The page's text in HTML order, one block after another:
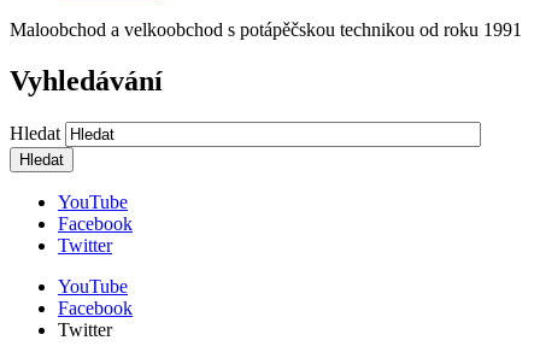
Maloobchod a velkoobchod s potápěčskou technikou od roku 1991
Vyhledávání
Hledat
YouTube
Facebook
Twitter
YouTube
Facebook
Twitter